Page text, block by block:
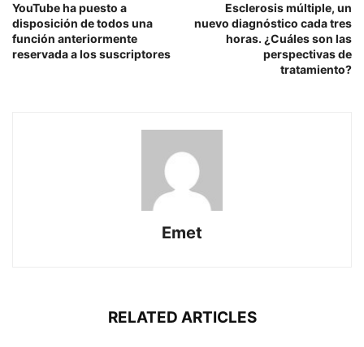
YouTube ha puesto a
disposición de todos una
función anteriormente
reservada a los suscriptores
Esclerosis múltiple, un
nuevo diagnóstico cada tres
horas. ¿Cuáles son las
perspectivas de
tratamiento?
Emet
RELATED ARTICLES